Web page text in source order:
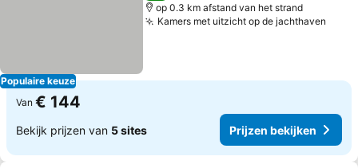
Populaire keuze
op 0.3 km afstand van het strand
Kamers met uitzicht op de jachthaven
Van € 144
Bekijk prijzen van 5 sites Prijzen bekijken